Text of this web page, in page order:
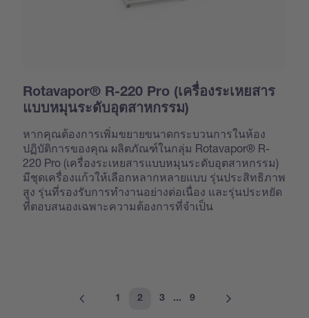
Rotavapor® R-220 Pro (เครื่องระเหยสาร
แบบหมุนระดับอุตสาหกรรม)
หากคุณต้องการเพิ่มขยายขนาดกระบวนการในห้อง
ปฏิบัติการของคุณ ผลิตภัณฑ์ในกลุ่ม Rotavapor® R-
220 Pro (เครื่องระเหยสารแบบหมุนระดับอุตสาหกรรม)
มีชุดเครื่องแก้วให้เลือกหลากหลายแบบ รุ่นประสิทธิภาพ
สูง รุ่นที่รองรับการทำงานอย่างต่อเนื่อง และรุ่นประหยัด
ที่ตอบสนองเฉพาะความต้องการที่จำเป็น
1 2 3 ... 9